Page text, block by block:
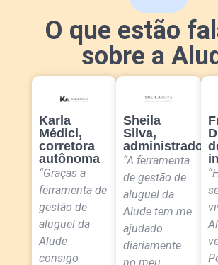
O que estão
sobre a
Karla
Médici,
corretora
autônoma
“Graças a
ferramenta de
gestão de
aluguel da
Alude
consigo
Sheila
Silva,
administradora
“A ferramenta
de gestão de
aluguel da
Alude tem me
ajudado
diariamente
no meu